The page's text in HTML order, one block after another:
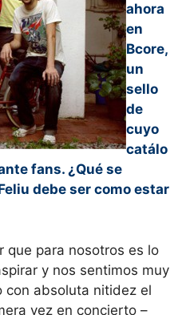
ahora
en
Bcore,
un
sello
de
cuyo
catálo
fans. ¿Qué se
debe ser como estar
que para nosotros es lo
y nos sentimos muy
con absoluta nitidez el
vez en concierto –